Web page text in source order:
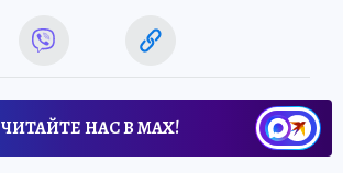
ЧИТАЙТЕ НАС В МАХ!